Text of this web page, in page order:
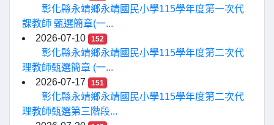
彰化縣永靖鄉永靖國民小學115學年度第一次代
課教師 甄選簡章(一...
2026-07-10
152
彰化縣永靖鄉永靖國民小學115學年度第二次代
理教師甄選簡章 (一...
2026-07-17
151
彰化縣永靖鄉永靖國民小學115學年度第二次代
理教師甄選第三階段...